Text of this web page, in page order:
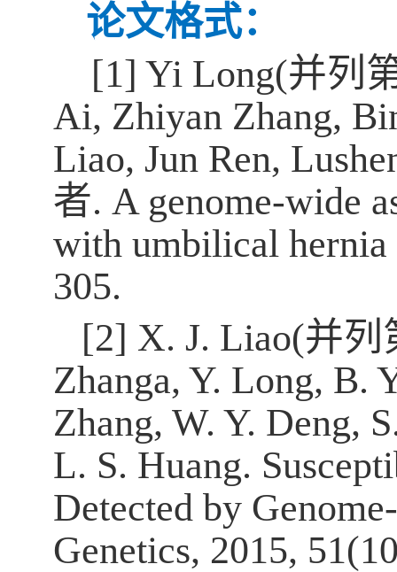
论文格式：
[1] Yi Long(并列
Ai, Zhiyan Zhang,
Liao, Jun Ren,
者. A genome-wide
with umbilical
305.
[2] X. J. Liao(并列
Zhanga, Y. Long, B.
Zhang, W. Y. Deng,
L. S. Huang.
Detected by
Genetics, 2015,